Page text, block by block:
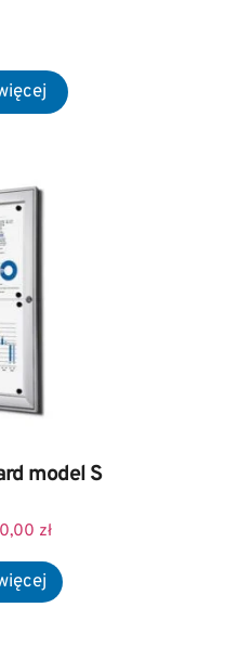
model S
zł